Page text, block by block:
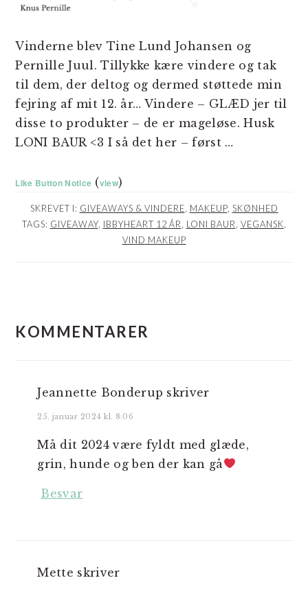
Vinderne blev Tine Lund Johansen og
Pernille Juul. Tillykke kære vindere og tak
til dem, der deltog og dermed støttede min
fejring af mit 12. år… Vindere – GLÆD jer til
disse to produkter – de er mageløse. Husk
LONI BAUR <3 I så det her – først …
Like Button Notice (view)
SKREVET I: GIVEAWAYS & VINDERE MAKEUP, SKØNHED
TAGS: GIVEAWAY, IBBYHEART 12 ÅR LONI BAUR VEGANSK
VIND MAKEUP
KOMMENTARER
Jeannette Bonderup skriver
25. januar 2024 kl. 8:06
Må dit 2024 være fyldt med glæde,
grin, hunde og ben der kan gå
Besvar
Mette skriver